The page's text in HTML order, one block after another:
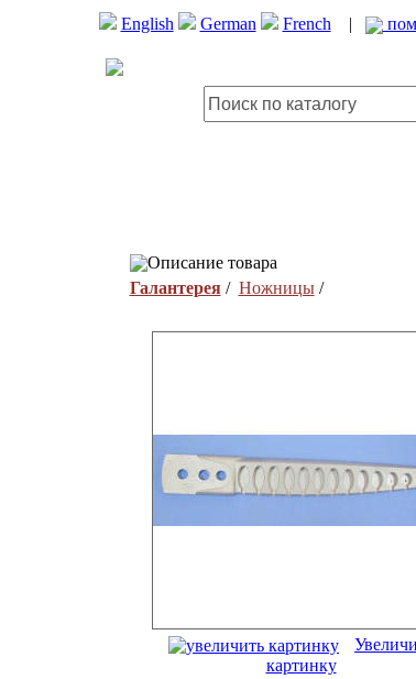
English German French |
Описание товара
Галантерея/ Ножницы/
картинку